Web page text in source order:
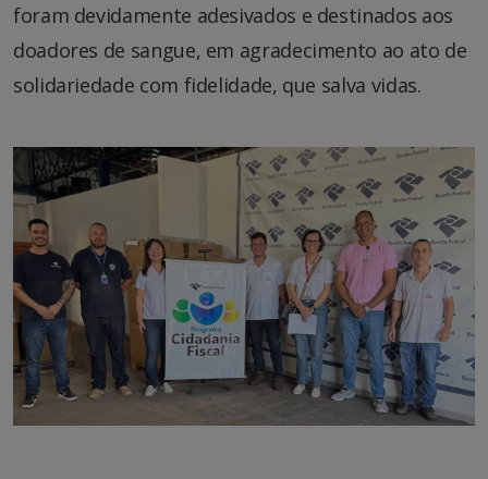
foram devidamente adesivados e destinados aos
doadores de sangue, em agradecimento ao ato de
solidariedade com fidelidade, que salva vidas.